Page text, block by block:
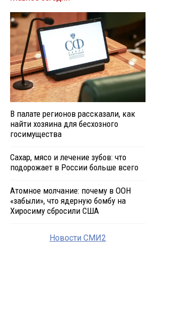
В палате регионов рассказали, как
найти хозяина для бесхозного
госимущества
Сахар, мясо и лечение зубов: что
подорожает в России больше всего
Атомное молчание: почему в ООН
«забыли», что ядерную бомбу на
Хиросиму сбросили США
Новости СМИ2